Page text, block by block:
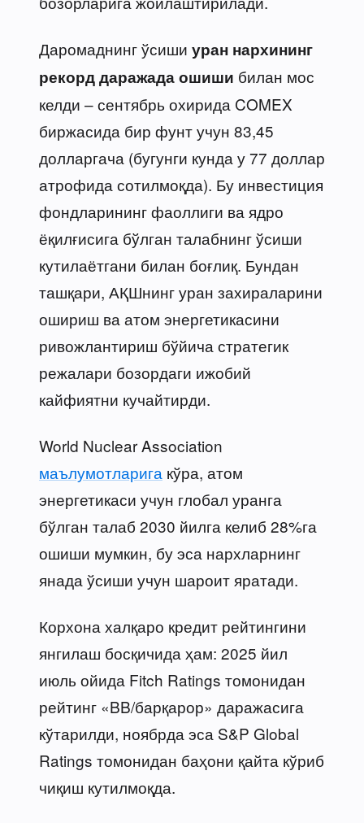
Даромаднинг ўсиши уран нархининг
рекорд даражада ошиши билан мос
келди – сентябрь охирида COMEX
биржасида бир фунт учун 83,45
долларгача (бугунги кунда у 77 доллар
атрофида сотилмоқда). Бу инвестиция
фондларининг фаоллиги ва ядро
ёқилғисига бўлган талабнинг ўсиши
кутилаётгани билан боғлиқ. Бундан
ташқари, АҚШнинг уран захираларини
ошириш ва атом энергетикасини
ривожлантириш бўйича стратегик
режалари бозордаги ижобий
кайфиятни кучайтирди.
World Nuclear Association
маълумотларига кўра, атом
энергетикаси учун глобал уранга
бўлган талаб 2030 йилга келиб 28%га
ошиши мумкин, бу эса нархларнинг
янада ўсиши учун шароит яратади.
Корхона халқаро кредит рейтингини
янгилаш босқичида ҳам: 2025 йил
июль ойида Fitch Ratings томонидан
рейтинг «BB/барқарор» даражасига
кўтарилди, ноябрда эса S&P Global
Ratings томонидан баҳони қайта кўриб
чиқиш кутилмоқда.